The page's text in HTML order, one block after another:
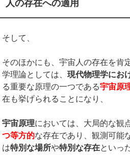
人の存在への適用
そして、
そのほかにも、宇宙人の存在を肯
学理論としては、現代物理学にお
る重要な原理の一つである宇宙原
在も挙げられることになり、
宇宙原理においては、大局的な観
つ等方的な存在であり、観測可能
は特別な場所や特別な存在といっ